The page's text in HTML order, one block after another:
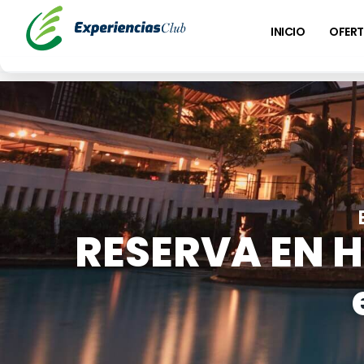
INICIO
RESERVA EN